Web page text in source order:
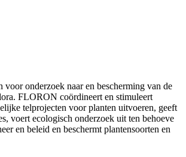
onderzoek naar en bescherming van de
FLORON coördineert en stimuleert
telprojecten voor planten uitvoeren, geeft
voert ecologisch onderzoek uit ten behoeve
en beleid en beschermt plantensoorten en